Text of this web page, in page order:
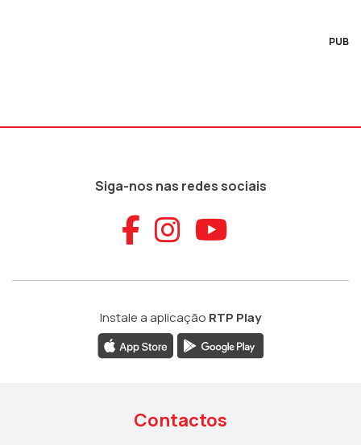
PUB
Siga-nos nas redes sociais
Aceder ao
Aceder ao
Aceder
Instale a aplicação RTP Play
Contactos